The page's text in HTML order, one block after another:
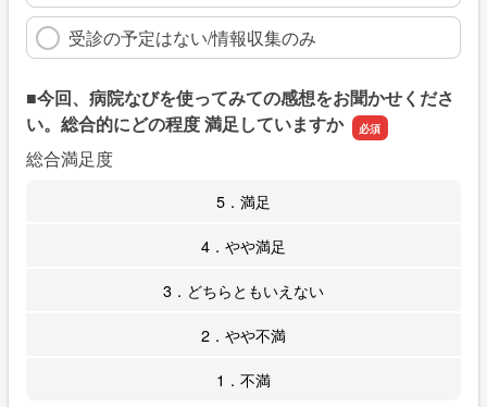
受診の予定はない/情報収集のみ
■今回、病院なびを使ってみての感想をお聞かせくださ
い。総合的にどの程度 満足していますか
総合満足度
5．満足
4．やや満足
3．どちらともいえない
2．やや不満
1．不満